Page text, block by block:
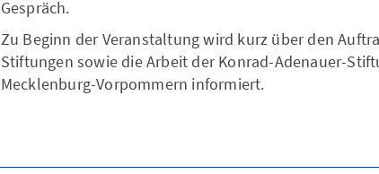
Gespräch.
Zu Beginn der Veranstaltung wird kurz über den
Stiftungen sowie die Arbeit der Konrad-Adenauer-
Mecklenburg-Vorpommern informiert.